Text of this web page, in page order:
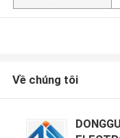
Về chúng tôi